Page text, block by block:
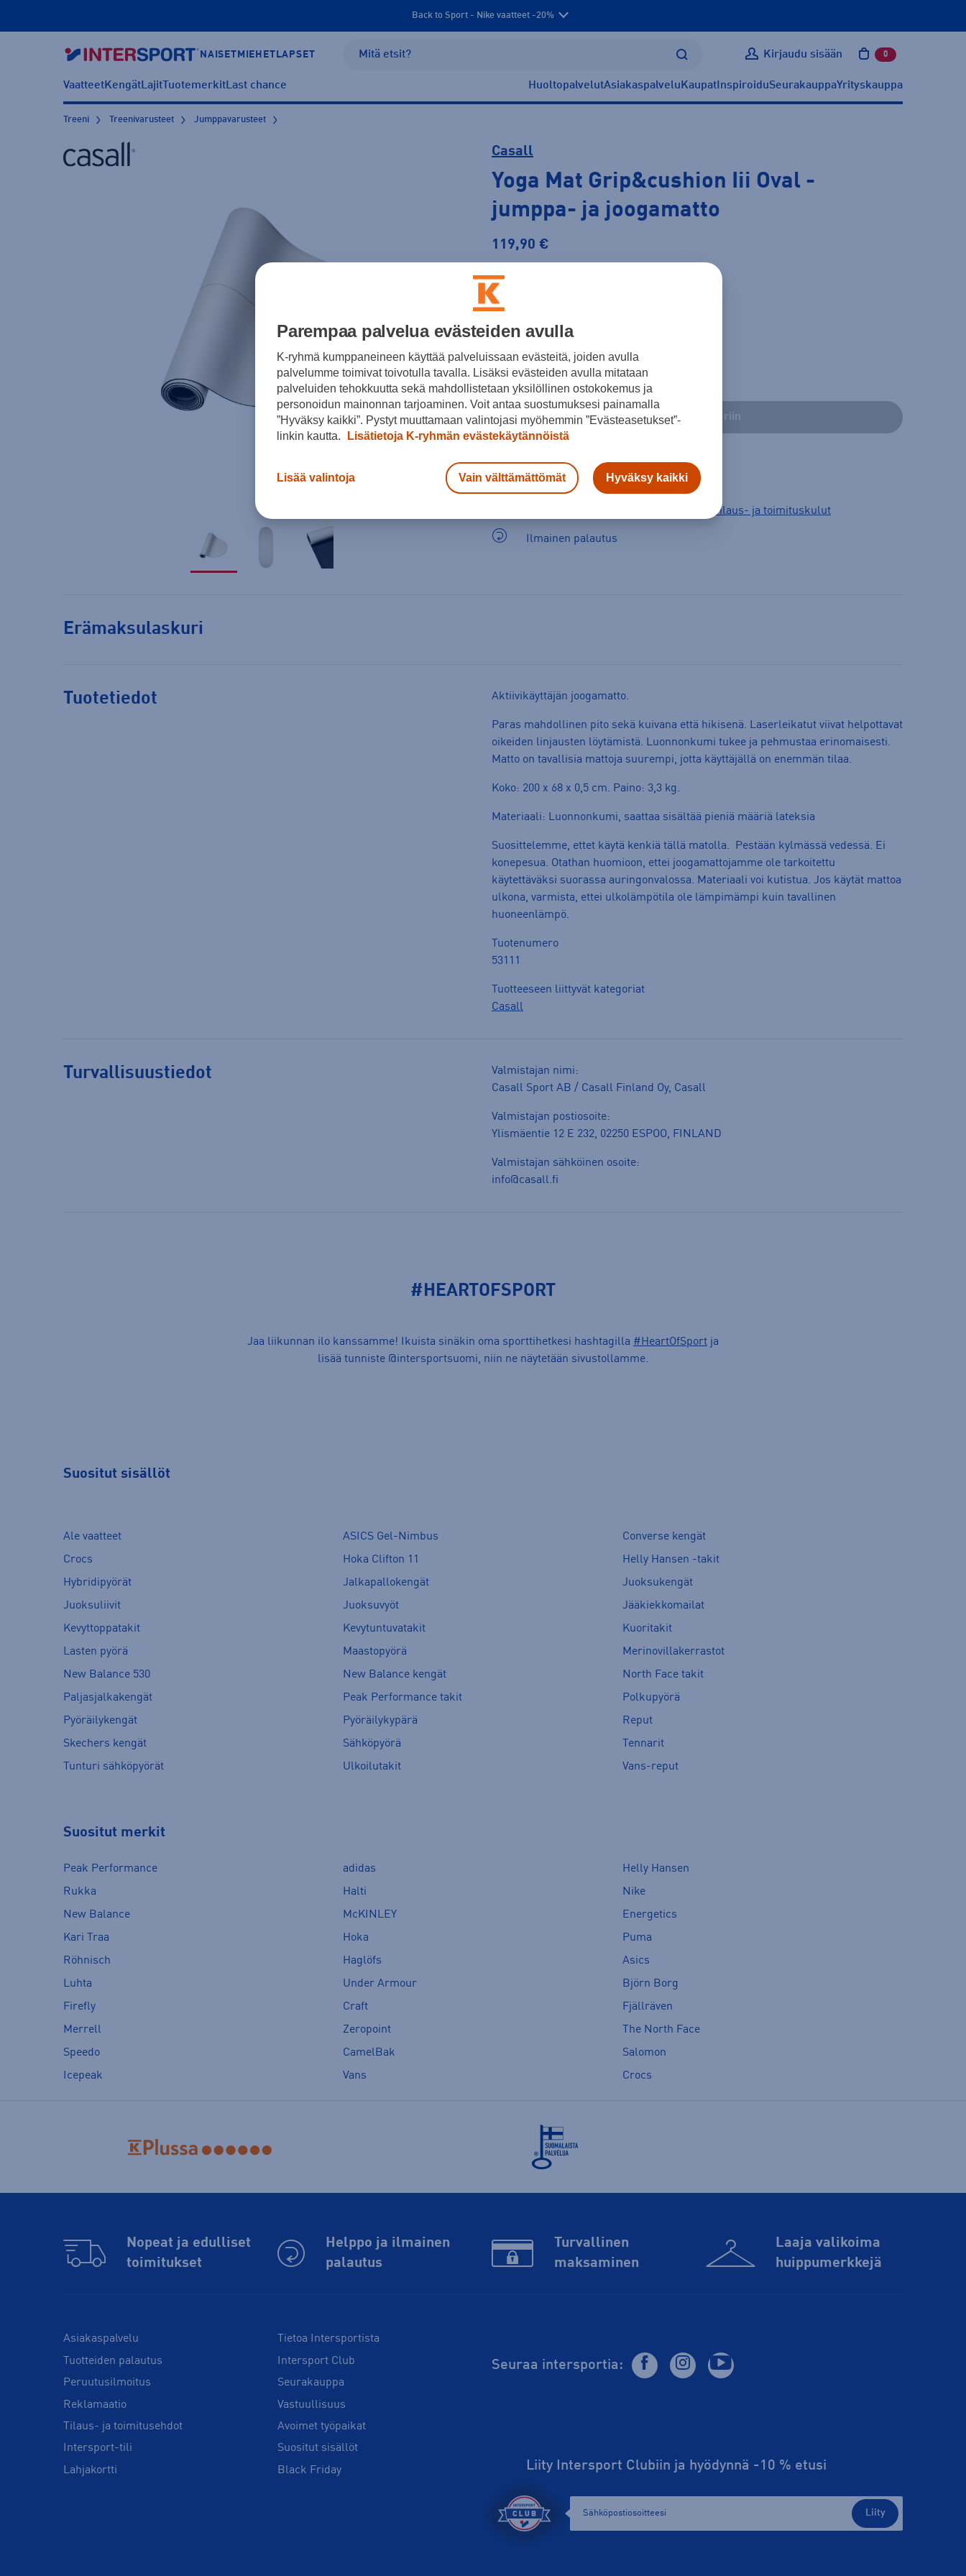
Back to Sport - Nike vaatteet -20%
NAISET MIEHET LAPSET Kirjaudu sisään 0 tuotetta
VaatteetKengätLajitTuotemerkitLast chance HuoltopalvelutAsiakaspalvelu Kaupat InspiroiduSeurakauppaYrityskauppa
Treeni Treenivarusteet Jumppavarusteet
Casall
Yoga Mat Grip&cushion Iii Oval -
jumppa- ja joogamatto
119,90 €
Väri
Lisää ostoskoriin
Tilaus- ja toimituskulut
Ilmainen palautus
Erämaksulaskuri
Tuotetiedot Aktiivikäyttäjän joogamatto.
Paras mahdollinen pito sekä kuivana että hikisenä. Laserleikatut viivat helpottavat
oikeiden linjausten löytämistä. Luonnonkumi tukee ja pehmustaa erinomaisesti.
Matto on tavallisia mattoja suurempi, jotta käyttäjällä on enemmän tilaa.
Koko: 200 x 68 x 0,5 cm. Paino: 3,3 kg.
Materiaali: Luonnonkumi, saattaa sisältää pieniä määriä lateksia
Suosittelemme, ettet käytä kenkiä tällä matolla. Pestään kylmässä vedessä. Ei
konepesua. Otathan huomioon, ettei joogamattojamme ole tarkoitettu
käytettäväksi suorassa auringonvalossa. Materiaali voi kutistua. Jos käytät mattoa
ulkona, varmista, ettei ulkolämpötila ole lämpimämpi kuin tavallinen
huoneenlämpö.
Tuotenumero
53111
Tuotteeseen liittyvät kategoriat
Casall
Turvallisuustiedot
Valmistajan nimi:
Casall Sport AB / Casall Finland Oy, Casall
Valmistajan postiosoite:
Ylismäentie 12 E 232, 02250 ESPOO, FINLAND
Valmistajan sähköinen osoite:
info@casall.fi
#HEARTOFSPORT
Jaa liikunnan ilo kanssamme! Ikuista sinäkin oma sporttihetkesi hashtagilla #HeartOfSport ja
lisää tunniste @intersportsuomi, niin ne näytetään sivustollamme.
Suositut sisällöt
Ale vaatteet ASICS Gel-Nimbus
Converse kengät
Crocs
Hoka Clifton 11
Helly Hansen -takit
Hybridipyörät
Jalkapallokengät
Juoksukengät
Juoksuliivit
Juoksuvyöt
Jääkiekkomailat
Kevyttoppatakit
Kevytuntuvatakit
Kuoritakit
Lasten pyörä
Maastopyörä
Merinovillakerrastot
New Balance 530
New Balance kengät
North Face takit
Paljasjalkakengät
Peak Performance takit
Polkupyörä
Pyöräilykengät
Pyöräilykypärä
Reput
Skechers kengät
Sähköpyörä
Tennarit
Tunturi sähköpyörät
Ulkoilutakit Vans-reput
Suositut merkit
Peak Performance adidas
Helly Hansen
Rukka
Halti
Nike
New Balance
McKINLEY
Energetics
Kari Traa
Hoka
Puma
Röhnisch
Haglöfs
Asics
Luhta
Under Armour
Björn Borg
Firefly
Craft
Fjällräven
Merrell
Zeropoint
The North Face
Speedo
CamelBak
Salomon
Icepeak
Vans Crocs
Nopeat ja edulliset
toimitukset
Helppo ja ilmainen
palautus
Turvallinen
maksaminen
Laaja valikoima
huippu­merkkejä
Asiakaspalvelu
Tuotteiden palautus
Peruutusilmoitus
Reklamaatio
Tilaus- ja toimitusehdot
Intersport-tili
Lahjakortti
Tietoa Intersportista
Intersport Club
Seurakauppa
Vastuullisuus
Avoimet työpaikat
Suositut sisällöt
Black Friday
Seuraa intersportia:
Liity Intersport Clubiin ja hyödynnä -10 % etusi
Liity
Parempaa palvelua evästeiden avulla
K-ryhmä kumppaneineen käyttää palveluissaan evästeitä, joiden avulla
palvelumme toimivat toivotulla tavalla. Lisäksi evästeiden avulla mitataan
palveluiden tehokkuutta sekä mahdollistetaan yksilöllinen ostokokemus ja
personoidun mainonnan tarjoaminen. Voit antaa suostumuksesi painamalla
”Hyväksy kaikki”. Pystyt muuttamaan valintojasi myöhemmin ”Evästeasetukset”-
linkin kautta.
Lisätietoja K-ryhmän evästekäytännöistä
Lisää valintoja Vain välttämättömät Hyväksy kaikki